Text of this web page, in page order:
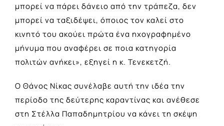
μπορεί να πάρει δάνειο από την τράπεζα, δεν
μπορεί να ταξιδέψει, όποιος τον καλεί στο
κινητό του ακούει πρώτα ένα ηχογραφημένο
μήνυμα που αναφέρει σε ποια κατηγορία
πολιτών ανήκει», εξηγεί η κ. Τενεκετζή.
Ο Θάνος Νίκας συνέλαβε αυτή την ιδέα την
περίοδο της δεύτερης καραντίνας και ανέθεσε
στη Στέλλα Παπαδημητρίου να κάνει τη σκέψη